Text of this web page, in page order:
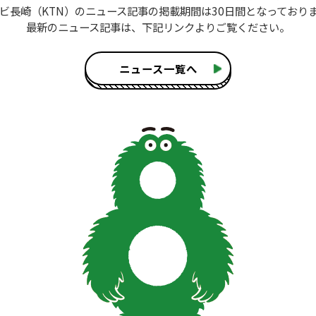
長崎（KTN）のニュース記事の掲載期間は30日間となっており
最新のニュース記事は、 下記リンクよりご覧ください。
ニュース一覧へ